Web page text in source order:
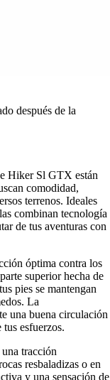
después de la
Hiker Sl GTX están
comodidad,
terrenos. Ideales
combinan tecnología
de tus aventuras con
óptima contra los
superior hecha de
pies se mantengan
La
una buena circulación
esfuerzos.
tracción
resbaladizas o en
y una sensación de